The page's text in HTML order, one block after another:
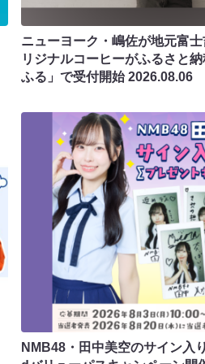
ニューヨーク・嶋佐が地元富
リジナルコーヒーがふるさと
ふる」で受付開始2026.08.06
NMB48・田中美空のサイン入